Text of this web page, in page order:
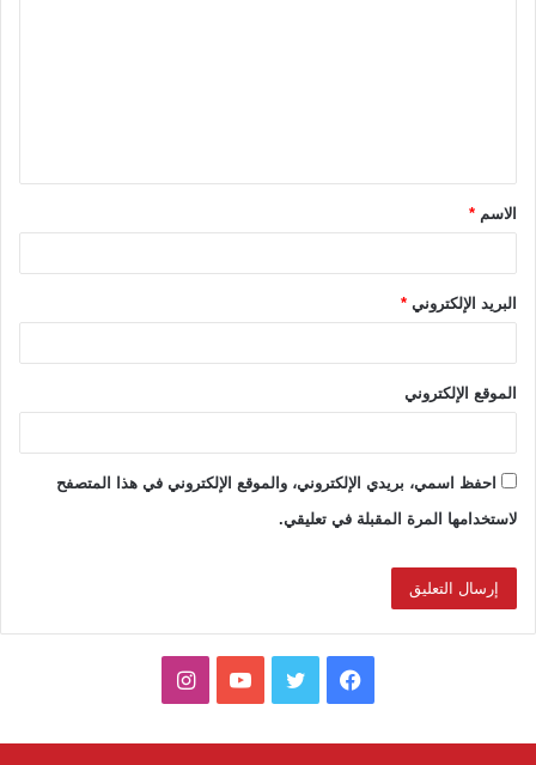
ق
*الاسم *
البريد الإلكتروني *
الموقع الإلكتروني
احفظ اسمي، بريدي الإلكتروني، والموقع الإلكتروني في هذا المتصفح
لاستخدامها المرة المقبلة في تعليقي.